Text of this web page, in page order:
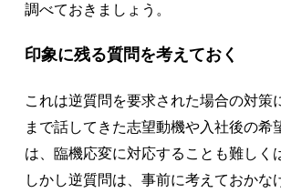
調べておきましょう。
印象に残る質問を考えておく
これは逆質問を要求された場合の対策
まで話してきた志望動機や入社後の希
は、臨機応変に対応することも難しく
しかし逆質問は、事前に考えておかな